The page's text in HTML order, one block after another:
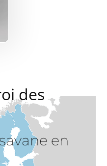
des
en